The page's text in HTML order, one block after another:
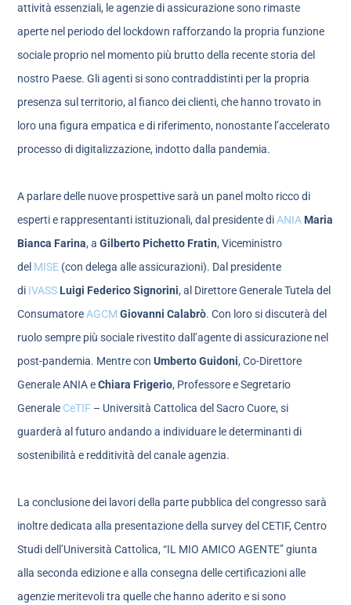
attività essenziali, le agenzie di assicurazione sono rimaste
aperte nel periodo del lockdown rafforzando la propria funzione
sociale proprio nel momento più brutto della recente storia del
nostro Paese. Gli agenti si sono contraddistinti per la propria
presenza sul territorio, al fianco dei clienti, che hanno trovato in
loro una figura empatica e di riferimento, nonostante l’accelerato
processo di digitalizzazione, indotto dalla pandemia.
A parlare delle nuove prospettive sarà un panel molto ricco di
esperti e rappresentanti istituzionali, dal presidente diANIA Maria
Bianca Farina, aGilberto Pichetto Fratin, Viceministro
del MISE (con delega alle assicurazioni). Dal presidente
di IVASS Luigi Federico Signorini, al Direttore Generale Tutela del
ConsumatoreAGCM Giovanni Calabrò. Con loro si discuterà del
ruolo sempre più sociale rivestito dall’agente di assicurazione nel
post-pandemia. Mentre conUmberto Guidoni, Co-Direttore
Generale ANIA eChiara Frigerio, Professore e Segretario
Generale CeTIF – Università Cattolica del Sacro Cuore, si
guarderà al futuro andando a individuare le determinanti di
sostenibilità e redditività del canale agenzia.
La conclusione dei lavori della parte pubblica del congresso sarà
inoltre dedicata alla presentazione della survey del CETIF, Centro
Studi dell’Università Cattolica, “IL MIO AMICO AGENTE” giunta
alla seconda edizione e alla consegna delle certificazioni alle
agenzie meritevoli tra quelle che hanno aderito e si sono